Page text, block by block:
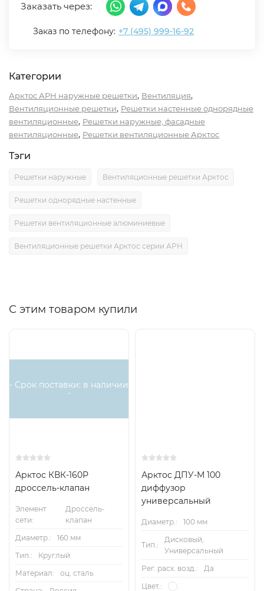
Заказать через:
Заказ по телефону: +7 (495) 999-16-92
Категории
Арктос АРН наружные решетки, Вентиляция,
Вентиляционные решетки, Решетки настенные однорядные
вентиляционные, Решетки наружные, фасадные
вентиляционные, Решетки вентиляционные Арктос
Тэги
Решетки наружные Вентиляционные решетки Арктос
Решетки однорядные настенные
Решетки вентиляционные алюминиевые
Вентиляционные решетки Арктос серии АРН
С этим товаром купили
- Срок поставки: в наличии
-
Арктос КВК-160Р
дроссель-клапан
Элемент
сети:
Дроссель-
клапан
Диаметр.:
160 мм
Тип.:
Круглый
Материал:
оц. сталь
Арктос ДПУ-М 100
диффузор
универсальный
Диаметр.: 100 мм
Тип.:
Дисковый,
Универсальный
Рег. расх. возд.:
Да
Цвет.: